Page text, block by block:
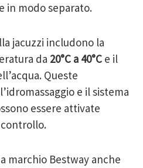
in modo separato.
jacuzzi includono la
da 20°C a 40°C e il
Queste
e il sistema
essere attivate
marchio Bestway anche